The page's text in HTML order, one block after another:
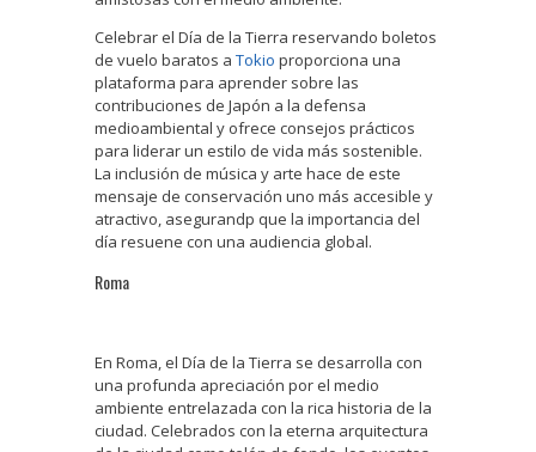
Celebrar el Día de la Tierra reservando boletos
de vuelo baratos a Tokio proporciona una
plataforma para aprender sobre las
contribuciones de Japón a la defensa
medioambiental y ofrece consejos prácticos
para liderar un estilo de vida más sostenible.
La inclusión de música y arte hace de este
mensaje de conservación uno más accesible y
atractivo, asegurandp que la importancia del
día resuene con una audiencia global.
Roma
En Roma, el Día de la Tierra se desarrolla con
una profunda apreciación por el medio
ambiente entrelazada con la rica historia de la
ciudad. Celebrados con la eterna arquitectura